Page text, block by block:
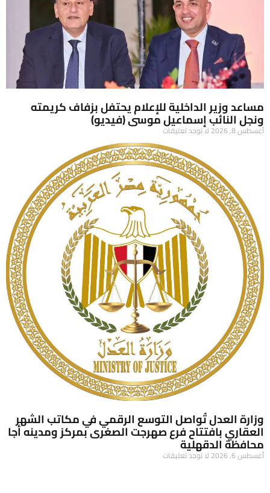
مساعد وزير الداخلية للإعلام يحتفل بزفاف كريمته
ونجل النائب إسماعيل موسى (فيديو)
أغسطس 8, 2026 لا توجد تعليقات
وزارة العدل تُواصل التوسع الرقمي في مكاتب الشهر
العقاري بافتتاح فرع صهرجت الصغرى بمركز ومدينه أجا
محافظة الدقهلية
أغسطس 6, 2026 لا توجد تعليقات